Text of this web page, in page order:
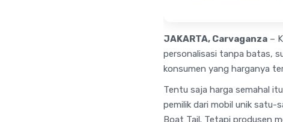
JAKARTA, Carvaganza –
personalisasi tanpa batas,
konsumen yang harganya
Tentu saja harga semahal
pemilik dari mobil unik satu-
Boat Tail. Tetapi produsen